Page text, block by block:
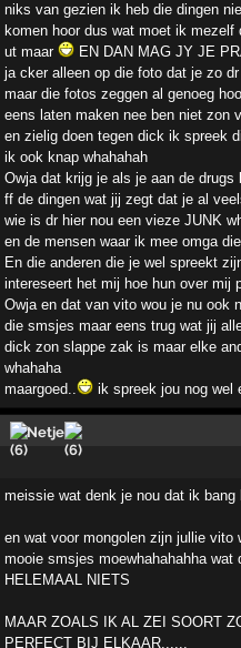
niks van gezien ik heb die dingen
komen hoor dus wat moet ik
ut maar
EN DAN MAG JY JE
ja cker alleen op die foto dat je zo
maar die fotos zeggen al genoeg
eens laten maken nee ben niet zon
en zielig doen tegen dick ik spreek
ik ook knap whahahah
Owja dat krijg je als je aan de
ff de dingen wat jij zegt dat je al
wie is dr hier nou een vieze JUNK
en de mensen waar ik mee omga
En die anderen die je wel spreekt
intereseert het mij hoe hun over mij
Owja en dat van vito wou je nu ook
die smsjes maar eens trug wat jij
dick zon slappe zak is maar elke
whahaha
maargoed..
ik spreek jou nog wel
Netje
meissie wat denk je nou dat ik
en wat voor mongolen zijn jullie
mooie smsjes moewhahahahha
HELEMAAL NIETS
MAAR ZOALS IK AL ZEI SOORT
PERFECT BIJ ELKAAR......